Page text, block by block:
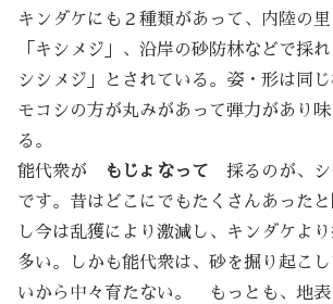
キンダケにも２種類があって、内陸の
「キシメジ」、沿岸の砂防林などで採
シシメジ」とされている。姿・形は同
モコシの方が丸みがあって弾力があり
る。
能代衆が
もじょなって 採るのが、シ
です。昔はどこにでもたくさんあった
し今は乱獲により激減し、キンダケよ
多い。しかも能代衆は、砂を掘り起こ
いから中々育たない。 もっとも、地表